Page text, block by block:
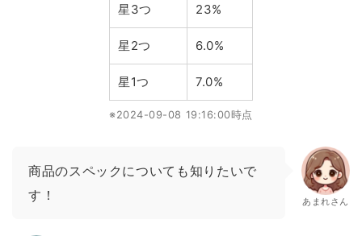
星3つ 23%
星2つ 6.0%
星1つ 7.0%
※2024-09-08 19:16:00時点
商品のスペックについても知りたいで
す！
あまれさん